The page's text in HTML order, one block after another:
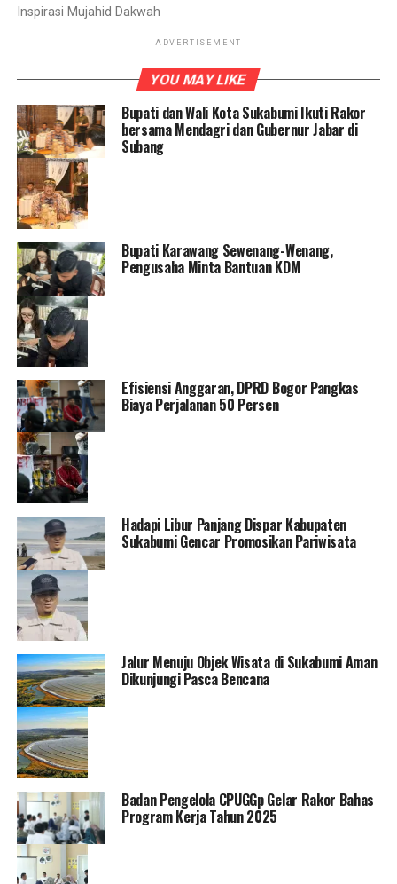
Inspirasi Mujahid Dakwah
ADVERTISEMENT
YOU MAY LIKE
Bupati dan Wali Kota Sukabumi Ikuti Rakor
bersama Mendagri dan Gubernur Jabar di
Subang
Bupati Karawang Sewenang-Wenang,
Pengusaha Minta Bantuan KDM
Efisiensi Anggaran, DPRD Bogor Pangkas
Biaya Perjalanan 50 Persen
Hadapi Libur Panjang Dispar Kabupaten
Sukabumi Gencar Promosikan Pariwisata
Jalur Menuju Objek Wisata di Sukabumi Aman
Dikunjungi Pasca Bencana
Badan Pengelola CPUGGp Gelar Rakor Bahas
Program Kerja Tahun 2025